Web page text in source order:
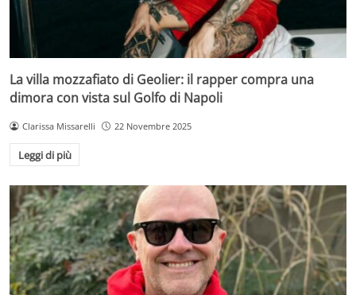
La villa mozzafiato di Geolier: il rapper compra una
dimora con vista sul Golfo di Napoli
Clarissa Missarelli 22 Novembre 2025
Leggi di più